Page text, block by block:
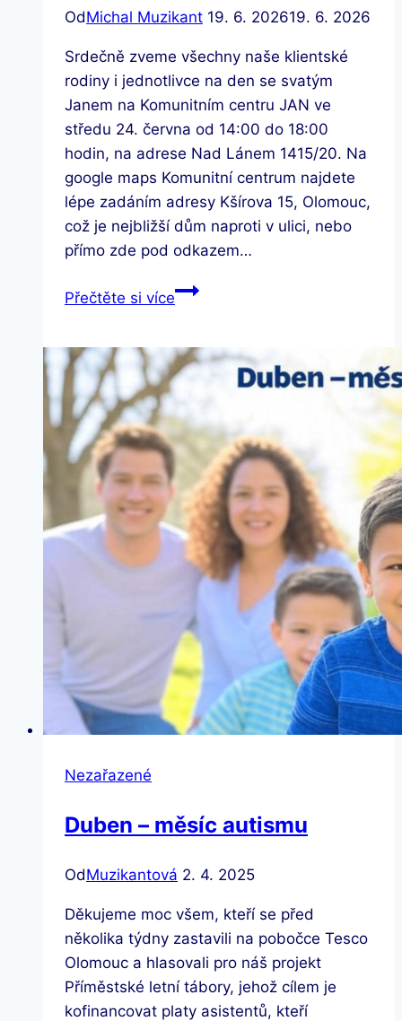
OdMichal Muzikant 19. 6. 202619. 6. 2026
Srdečně zveme všechny naše klientské
rodiny i jednotlivce na den se svatým
Janem na Komunitním centru JAN ve
středu 24. června od 14:00 do 18:00
hodin, na adrese Nad Lánem 1415/20. Na
google maps Komunitní centrum najdete
lépe zadáním adresy Kšírova 15, Olomouc,
což je nejbližší dům naproti v ulici, nebo
přímo zde pod odkazem…
Přečtěte si víceDen
JANem
na
CENTRU
Nezařazené
Duben – měsíc autismu
OdMuzikantová 2. 4. 2025
Děkujeme moc všem, kteří se před
několika týdny zastavili na pobočce Tesco
Olomouc a hlasovali pro náš projekt
Příměstské letní tábory, jehož cílem je
kofinancovat platy asistentů, kteří